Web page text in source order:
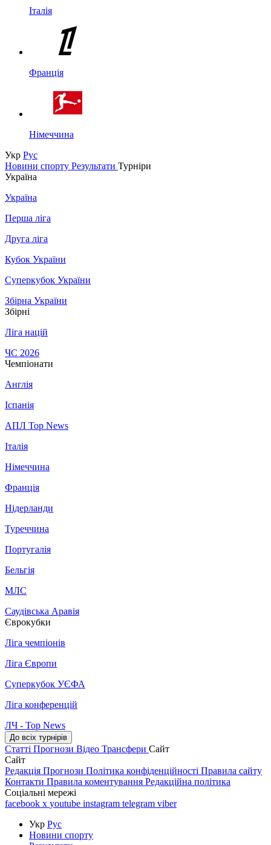
Італія
Франція
Німеччина
Укр Рус
Новини спорту Результати Турніри
Україна
Україна
Перша ліга
Друга ліга
Кубок України
Суперкубок України
Збірна України
Збірні
Ліга націй
ЧС 2026
Чемпіонати
Англія
Іспанія
АПЛ Top News
Італія
Німеччина
Франція
Нідерланди
Туреччина
Португалія
Бельгія
МЛС
Саудівська Аравія
Єврокубки
Ліга чемпіонів
Ліга Європи
Суперкубок УЄФА
Ліга конференцій
ЛЧ - Top News
До всіх турнірів
Статті Прогнози Відео Трансфери Сайт
Сайт
Редакція Прогнози Політика конфіденційності Правила сайту
Контакти Правила коментування Редакційна політика
Соціальні мережі
facebook x youtube instagram telegram viber
Укр Рус
Новини спорту